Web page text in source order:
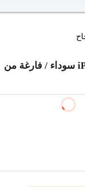
دليل الفيديو لإصلاح شاشة iPad سوداء / فارغة من